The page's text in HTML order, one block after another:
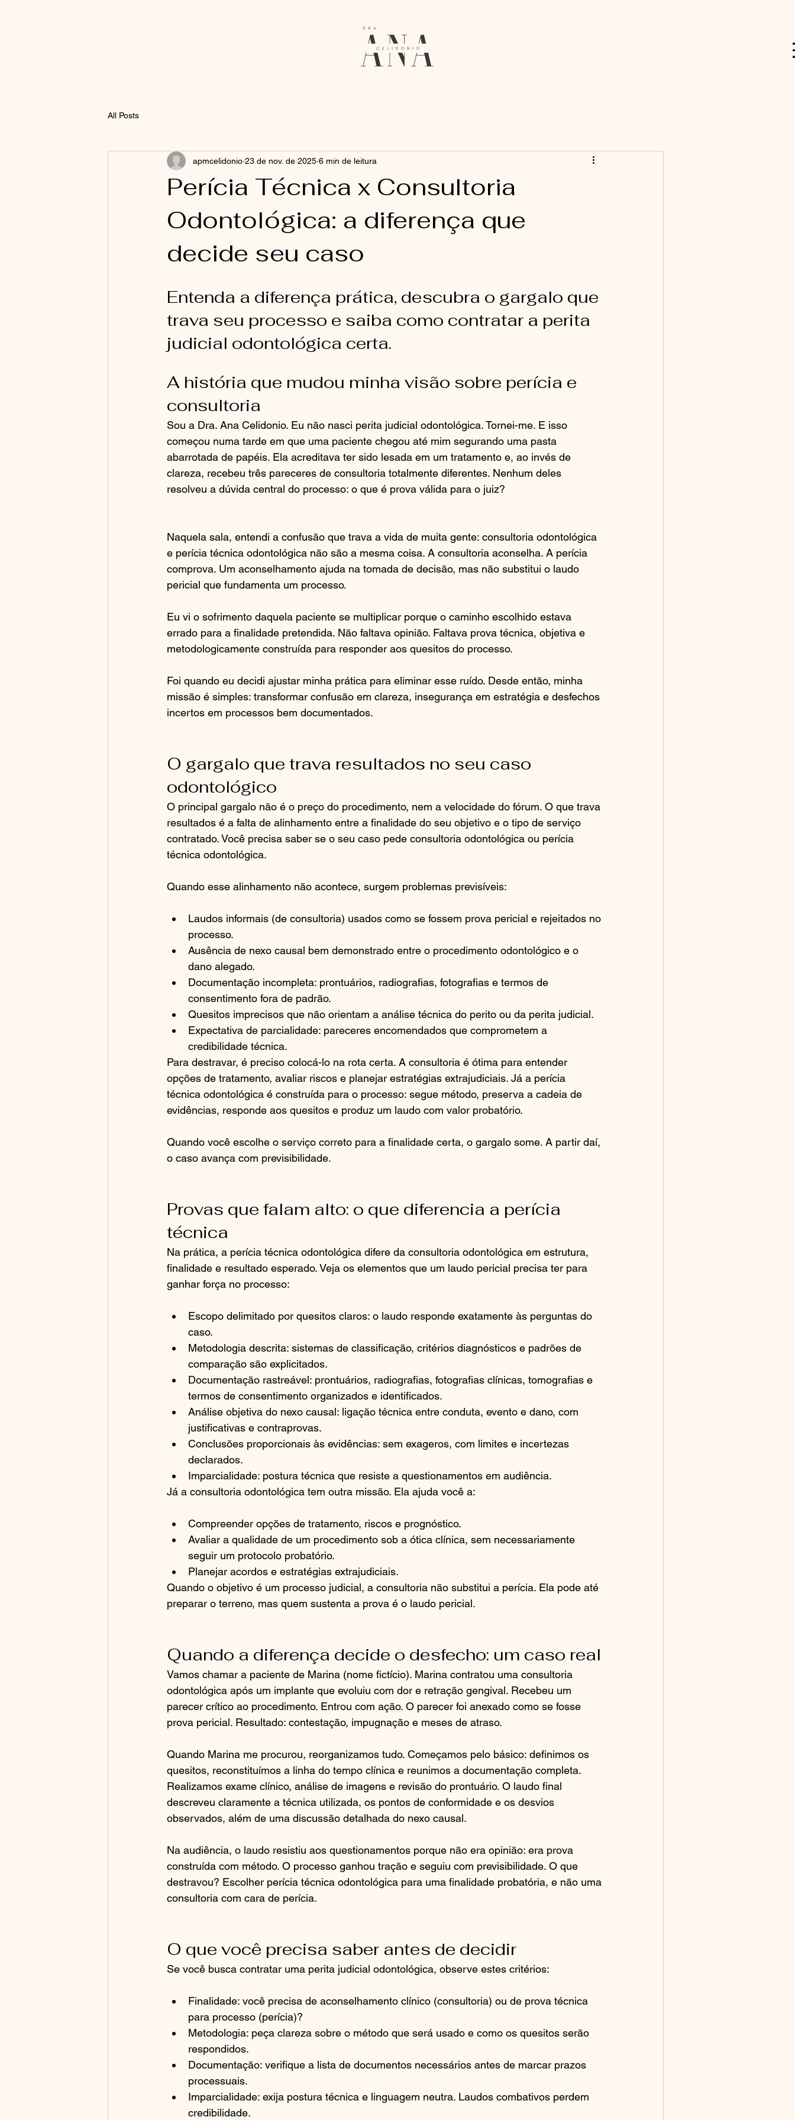
All Posts
Perícia Técnica x Consultoria
Odontológica: a diferença que
decide seu caso
apmcelidonio 23 de nov. de 2025 6 min de leitura
Entenda a diferença prática, descubra o gargalo que
trava seu processo e saiba como contratar a perita
judicial odontológica certa.
A história que mudou minha visão sobre perícia e
consultoria
Sou a Dra. Ana Celidonio. Eu não nasci perita judicial odontológica. Tornei-me. E isso
começou numa tarde em que uma paciente chegou até mim segurando uma pasta
abarrotada de papéis. Ela acreditava ter sido lesada em um tratamento e, ao invés de
clareza, recebeu três pareceres de consultoria totalmente diferentes. Nenhum deles
resolveu a dúvida central do processo: o que é prova válida para o juiz?
Naquela sala, entendi a confusão que trava a vida de muita gente: consultoria odontológica
e perícia técnica odontológica não são a mesma coisa. A consultoria aconselha. A perícia
comprova. Um aconselhamento ajuda na tomada de decisão, mas não substitui o laudo
pericial que fundamenta um processo.
Eu vi o sofrimento daquela paciente se multiplicar porque o caminho escolhido estava
errado para a finalidade pretendida. Não faltava opinião. Faltava prova técnica, objetiva e
metodologicamente construída para responder aos quesitos do processo.
Foi quando eu decidi ajustar minha prática para eliminar esse ruído. Desde então, minha
missão é simples: transformar confusão em clareza, insegurança em estratégia e desfechos
incertos em processos bem documentados.
O gargalo que trava resultados no seu caso
odontológico
O principal gargalo não é o preço do procedimento, nem a velocidade do fórum. O que trava
resultados é a falta de alinhamento entre a finalidade do seu objetivo e o tipo de serviço
contratado. Você precisa saber se o seu caso pede consultoria odontológica ou perícia
técnica odontológica.
Quando esse alinhamento não acontece, surgem problemas previsíveis:
Laudos informais (de consultoria) usados como se fossem prova pericial e rejeitados no
processo.
Ausência de nexo causal bem demonstrado entre o procedimento odontológico e o
dano alegado.
Documentação incompleta: prontuários, radiografias, fotografias e termos de
consentimento fora de padrão.
Quesitos imprecisos que não orientam a análise técnica do perito ou da perita judicial.
Expectativa de parcialidade: pareceres encomendados que comprometem a
credibilidade técnica.
Para destravar, é preciso colocá-lo na rota certa. A consultoria é ótima para entender
opções de tratamento, avaliar riscos e planejar estratégias extrajudiciais. Já a perícia
técnica odontológica é construída para o processo: segue método, preserva a cadeia de
evidências, responde aos quesitos e produz um laudo com valor probatório.
Quando você escolhe o serviço correto para a finalidade certa, o gargalo some. A partir daí,
o caso avança com previsibilidade.
Provas que falam alto: o que diferencia a perícia
técnica
Na prática, a perícia técnica odontológica difere da consultoria odontológica em estrutura,
finalidade e resultado esperado. Veja os elementos que um laudo pericial precisa ter para
ganhar força no processo:
Escopo delimitado por quesitos claros: o laudo responde exatamente às perguntas do
caso.
Metodologia descrita: sistemas de classificação, critérios diagnósticos e padrões de
comparação são explicitados.
Documentação rastreável: prontuários, radiografias, fotografias clínicas, tomografias e
termos de consentimento organizados e identificados.
Análise objetiva do nexo causal: ligação técnica entre conduta, evento e dano, com
justificativas e contraprovas.
Conclusões proporcionais às evidências: sem exageros, com limites e incertezas
declarados.
Imparcialidade: postura técnica que resiste a questionamentos em audiência.
Já a consultoria odontológica tem outra missão. Ela ajuda você a:
Compreender opções de tratamento, riscos e prognóstico.
Avaliar a qualidade de um procedimento sob a ótica clínica, sem necessariamente
seguir um protocolo probatório.
Planejar acordos e estratégias extrajudiciais.
Quando o objetivo é um processo judicial, a consultoria não substitui a perícia. Ela pode até
preparar o terreno, mas quem sustenta a prova é o laudo pericial.
Quando a diferença decide o desfecho: um caso real
Vamos chamar a paciente de Marina (nome fictício). Marina contratou uma consultoria
odontológica após um implante que evoluiu com dor e retração gengival. Recebeu um
parecer crítico ao procedimento. Entrou com ação. O parecer foi anexado como se fosse
prova pericial. Resultado: contestação, impugnação e meses de atraso.
Quando Marina me procurou, reorganizamos tudo. Começamos pelo básico: definimos os
quesitos, reconstituímos a linha do tempo clínica e reunimos a documentação completa.
Realizamos exame clínico, análise de imagens e revisão do prontuário. O laudo final
descreveu claramente a técnica utilizada, os pontos de conformidade e os desvios
observados, além de uma discussão detalhada do nexo causal.
Na audiência, o laudo resistiu aos questionamentos porque não era opinião: era prova
construída com método. O processo ganhou tração e seguiu com previsibilidade. O que
destravou? Escolher perícia técnica odontológica para uma finalidade probatória, e não uma
consultoria com cara de perícia.
O que você precisa saber antes de decidir
Se você busca contratar uma perita judicial odontológica, observe estes critérios:
Finalidade: você precisa de aconselhamento clínico (consultoria) ou de prova técnica
para processo (perícia)?
Metodologia: peça clareza sobre o método que será usado e como os quesitos serão
respondidos.
Documentação: verifique a lista de documentos necessários antes de marcar prazos
processuais.
Imparcialidade: exija postura técnica e linguagem neutra. Laudos combativos perdem
credibilidade.